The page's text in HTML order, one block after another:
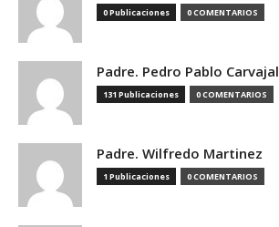
0 Publicaciones 0 COMENTARIOS
Padre. Pedro Pablo Carvajal
131 Publicaciones 0 COMENTARIOS
Padre. Wilfredo Martinez
1 Publicaciones 0 COMENTARIOS